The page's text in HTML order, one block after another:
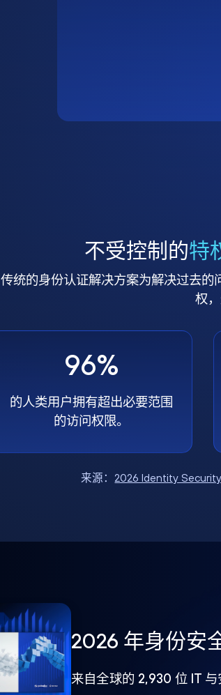
不受控制的特
传统的身份认证解决方案为解决过去
权
96%
的人类用户拥有超出必要范围
的访问权限。
来源： 2026 Identity
2026 年身份安
来自全球的 2,930 位 IT